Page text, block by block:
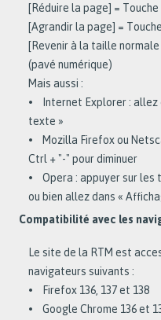
[Réduire la page] =
[Agrandir la page] =
[Revenir à la taille
(pavé numérique)
Mais aussi :
• Internet Explorer : allez
texte »
• Mozilla Firefox ou
Ctrl + "-" pour diminuer
• Opera : appuyer sur les
ou bien allez dans «
Compatibilité avec les
Le site de la RTM est
navigateurs suivants :
• Firefox 136, 137 et 138
• Google Chrome 136 et